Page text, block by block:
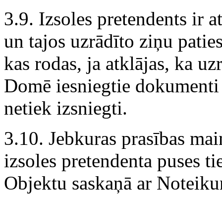
3.9. Izsoles pretendents ir
un tajos uzrādīto ziņu
kas rodas, ja atklājas, ka
Domē iesniegtie
netiek izsniegti.
3.10. Jebkuras prasības
izsoles pretendenta puses
Objektu saskaņā ar